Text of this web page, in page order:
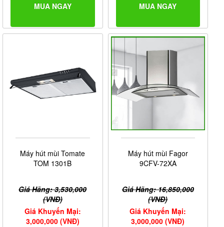
MUA NGAY
MUA NGAY
Máy hút mùi Tomate
TOM 1301B
Giá Hãng: 3,530,000
(VNĐ)
Giá Khuyến Mại:
3,000,000 (VNĐ)
Máy hút mùi Fagor
9CFV-72XA
Giá Hãng: 16,850,000
(VNĐ)
Giá Khuyến Mại:
3,000,000 (VNĐ)